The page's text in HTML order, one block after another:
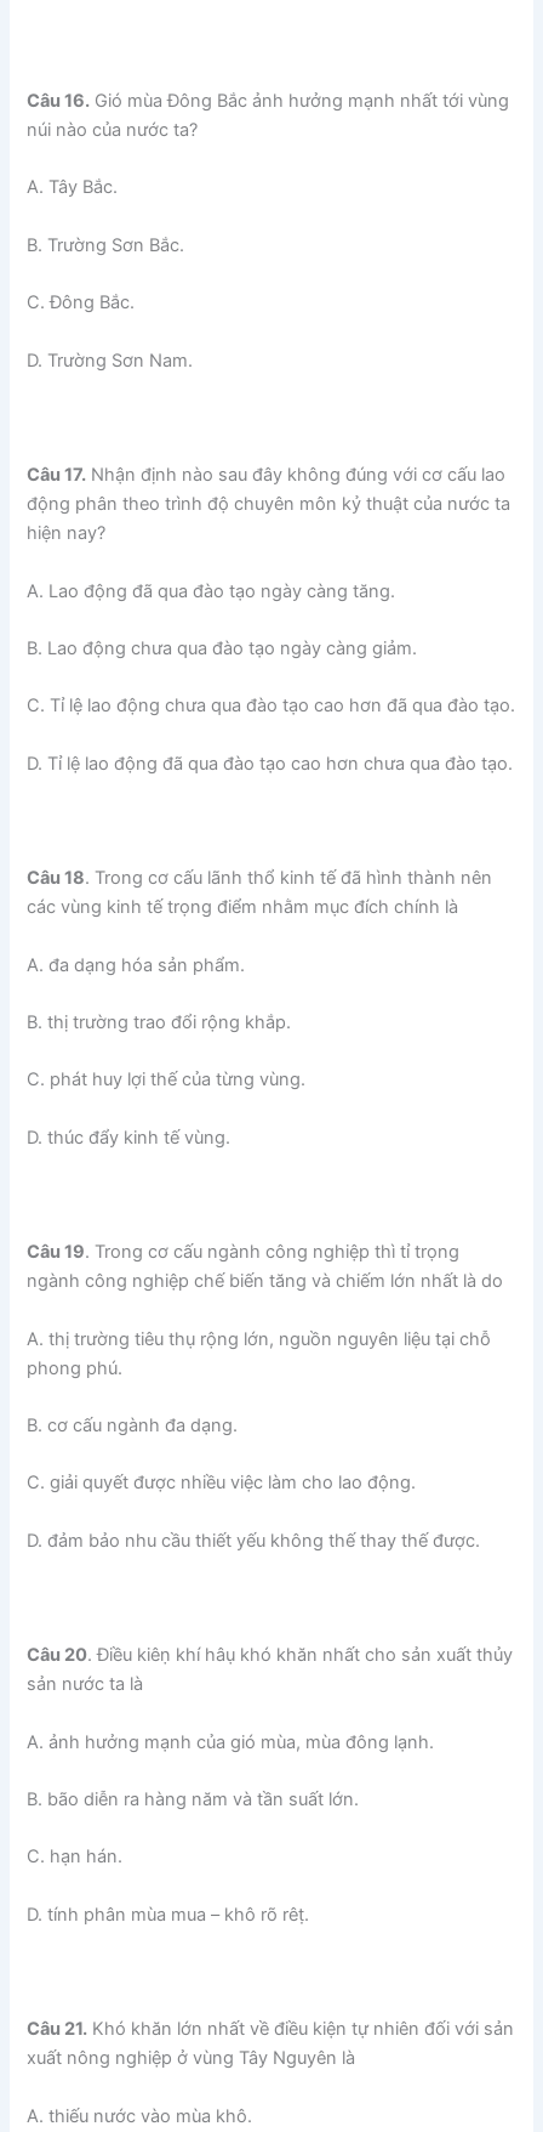
Câu 16. Gió mùa Đông Bắc ảnh hưởng mạnh nhất tới vùng
núi nào của nước ta?
A. Tây Bắc.
B. Trường Sơn Bắc.
C. Đông Bắc.
D. Trường Sơn Nam.
Câu 17. Nhận định nào sau đây không đúng với cơ cấu lao
động phân theo trình độ chuyên môn kỷ thuật của nước ta
hiện nay?
A. Lao động đã qua đào tạo ngày càng tăng.
B. Lao động chưa qua đào tạo ngày càng giảm.
C. Tỉ lệ lao động chưa qua đào tạo cao hơn đã qua đào tạo.
D. Tỉ lệ lao động đã qua đào tạo cao hơn chưa qua đào tạo.
Câu 18. Trong cơ cấu lãnh thổ kinh tế đã hình thành nên
các vùng kinh tế trọng điểm nhằm mục đích chính là
A. đa dạng hóa sản phẩm.
B. thị trường trao đổi rộng khắp.
C. phát huy lợi thế của từng vùng.
D. thúc đẩy kinh tế vùng.
Câu 19. Trong cơ cấu ngành công nghiệp thì tỉ trọng
ngành công nghiệp chế biến tăng và chiếm lớn nhất là do
A. thị trường tiêu thụ rộng lớn, nguồn nguyên liệu tại chỗ
phong phú.
B. cơ cấu ngành đa dạng.
C. giải quyết được nhiều việc làm cho lao động.
D. đảm bảo nhu cầu thiết yếu không thế thay thế được.
Câu 20. Điều kiêṇ khí hâụ khó khăn nhất cho sản xuất thủy
sản nước ta là
A. ảnh hưởng mạnh của gió mùa, mùa đông lạnh.
B. bão diễn ra hàng năm và tần suất lớn.
C. hạn hán.
D. tính phân mùa mua – khô rõ rêṭ.
Câu 21. Khó khăn lớn nhất về điều kiện tự nhiên đối với sản
xuất nông nghiệp ở vùng Tây Nguyên là
A. thiếu nước vào mùa khô.